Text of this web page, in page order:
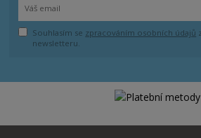
Souhlasím se zpracováním osobních údajů
newsletteru.